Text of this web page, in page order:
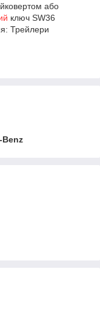
або
ключ SW36
Трейлери
Benz